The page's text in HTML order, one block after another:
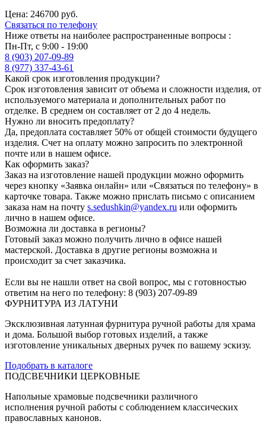
Цена: 246700 руб.
Связаться по телефону
Ниже ответы на наиболее распространенные вопросы :
Пн-Пт, с 9:00 - 19:00
8 (903) 207-09-89
8 (977) 337-43-61
Какой срок изготовления продукции?
Срок изготовления зависит от объема и сложности изделия, от
используемого материала и дополнительных работ по
отделке. В среднем он составляет от 2 до 4 недель.
Нужно ли вносить предоплату?
Да, предоплата составляет 50% от общей стоимости будущего
изделия. Счет на оплату можно запросить по электронной
почте или в нашем офисе.
Как оформить заказ?
Заказ на изготовление нашей продукции можно оформить
через кнопку «Заявка онлайн» или «Связаться по телефону» в
карточке товара. Также можно прислать письмо с описанием
заказа нам на почту s.sedushkin@yandex.ru или оформить
лично в нашем офисе.
Возможна ли доставка в регионы?
Готовый заказ можно получить лично в офисе нашей
мастерской. Доставка в другие регионы возможна и
происходит за счет заказчика.
Если вы не нашли ответ на свой вопрос, мы с готовностью
ответим на него по телефону: 8 (903) 207-09-89
ФУРНИТУРА ИЗ ЛАТУНИ
Эксклюзивная латунная фурнитура ручной работы для храма
и дома. Большой выбор готовых изделий, а также
изготовление уникальных дверных ручек по вашему эскизу.
Подобрать в каталоге
ПОДСВЕЧНИКИ ЦЕРКОВНЫЕ
Напольные храмовые подсвечники различного
исполнения ручной работы с соблюдением классических
православных канонов.